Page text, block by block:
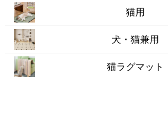
猫用
犬・猫兼用
猫ラグマット